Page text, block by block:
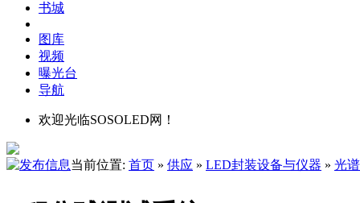
书城
图库
视频
曝光台
导航
欢迎光临SOSOLED网！
当前位置: 首页 » 供应 » LED封装设备与仪器 » 光